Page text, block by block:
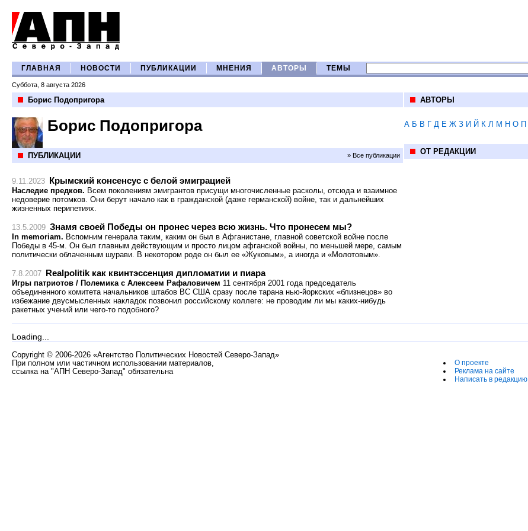
ГЛАВНАЯ НОВОСТИ ПУБЛИКАЦИИ МНЕНИЯ АВТОРЫ ТЕМЫ
Суббота, 8 августа 2026
Борис Подопригора
Борис Подопригора
ПУБЛИКАЦИИ » Все публикации
9.11.2023 Крымский консенсус с белой эмиграцией
Наследие предков. Всем поколениям эмигрантов присущи многочисленные расколы, отсюда и взаимное
недоверие потомков. Они берут начало как в гражданской (даже германской) войне, так и дальнейших
жизненных перипетиях.
13.5.2009 Знамя своей Победы он пронес через всю жизнь. Что пронесем мы?
In memoriam. Вспомним генерала таким, каким он был в Афганистане, главной советской войне после
Победы в 45-м. Он был главным действующим и просто лицом афганской войны, по меньшей мере, самым
политически облаченным шурави. В некотором роде он был ее «Жуковым», а иногда и «Молотовым».
7.8.2007 Realpolitik как квинтэссенция дипломатии и пиара
Игры патриотов / Полемика с Алексеем Рафаловичем 11 сентября 2001 года председатель
объединенного комитета начальников штабов ВС США сразу после тарана нью-йоркских «близнецов» во
избежание двусмысленных накладок позвонил российскому коллеге: не проводим ли мы каких-нибудь
ракетных учений или чего-то подобного?
АВТОРЫ
А Б В Г Д Е Ж З И Й К Л М Н О П
ОТ РЕДАКЦИИ
Loading...
Copyright © 2006-2026 «Агентство Политических Новостей Северо-Запад»
При полном или частичном использовании материалов,
ссылка на "АПН Северо-Запад" обязательна
О проекте
Реклама на сайте
Написать в редакцию